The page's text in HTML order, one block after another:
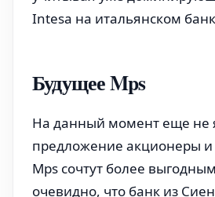
Intesa на итальянском
Будущее Mps
На данный момент еще не
предложение акционеры и
Mps сочтут более
очевидно, что банк из